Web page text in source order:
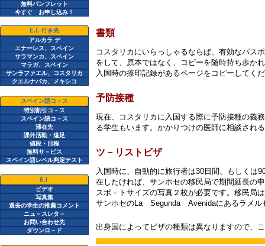
無料パンフレット
今すぐ お申し込み！
E.I. 行き先
アルカラ デ
エナーレス、スペイン
サラマンカ、スペイン
マラガ、スペイン
サンラファエル、コスタリカ
クエルナバカ、メキシコ
スペイン語コ－ス
特別割引コ－ス
スペイン語コ－ス
滞在先
課外活動・遠足
値段・日程
無料サ－ビス
スペイン語レベル判定テスト
E.I.
ビデオ
写真集
過去の学生の推薦コメント
ニュ－スレタ－
お問い合わせ先
ダウンロ－ド
書類
コスタリカにいらっしゃるならば、有効なパス
をして、原本ではなく、コピーを随時持ち歩か
入国時の捺印記録があるページをコピーしてく
予防接種
現在、コスタリカに入国する際に予防接種の義
る学生もいます。かかりつけの医師に相談され
ツ－リストビザ
入国時に、自動的に旅行者は30 日間、もしくは
在したければ、サンホセの移民局で期間延長の
スポ－トサイズの写真２枚が必要です。移民局
サンホセのLa Segunda Avenidaにあるラメル
出身国によってビザの種類は異なりますので、